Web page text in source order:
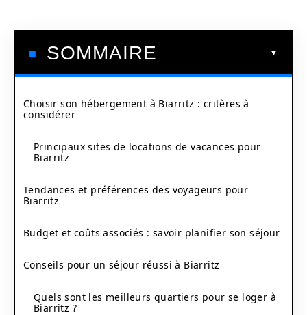
SOMMAIRE
Choisir son hébergement à Biarritz : critères à
considérer
Principaux sites de locations de vacances pour
Biarritz
Tendances et préférences des voyageurs pour
Biarritz
Budget et coûts associés : savoir planifier son séjour
Conseils pour un séjour réussi à Biarritz
Quels sont les meilleurs quartiers pour se loger à
Biarritz ?